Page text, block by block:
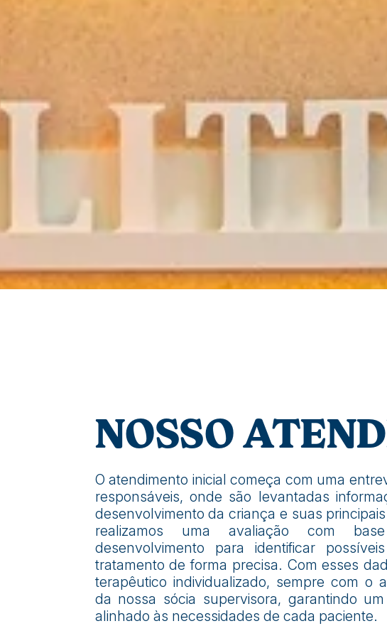
NOSSO
O atendimento inicial começa com uma
responsáveis, onde são levantadas
desenvolvimento da criança e suas
realizamos uma avaliação com
desenvolvimento para identificar
tratamento de forma precisa. Com esses
terapêutico individualizado, sempre com o
da nossa sócia supervisora, garantindo
alinhado às necessidades de cada paciente.